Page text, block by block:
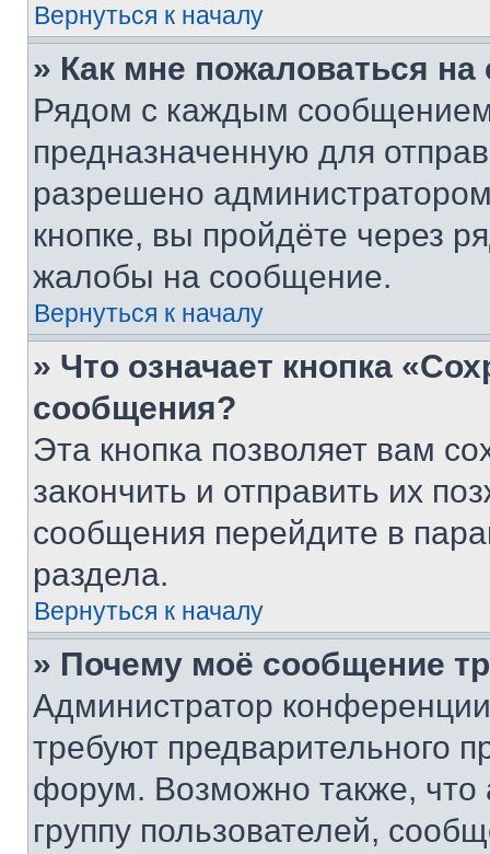
Вернуться к началу
» Как мне пожаловаться
Рядом с каждым сообщением
предназначенную для
разрешено
кнопке, вы пройдёте через
жалобы на сообщение.
Вернуться к началу
» Что означает кнопка
сообщения?
Эта кнопка позволяет вам
закончить и отправить их
сообщения перейдите в
раздела.
Вернуться к началу
» Почему моё сообщение
Администратор
требуют предварительного
форум. Возможно также, что
группу пользователей,